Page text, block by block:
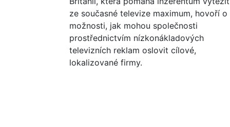
ze současné televize maximum, hovoří o
možnosti, jak mohou společnosti
prostřednictvím nízkonákladových
televizních reklam oslovit cílové,
lokalizované firmy.